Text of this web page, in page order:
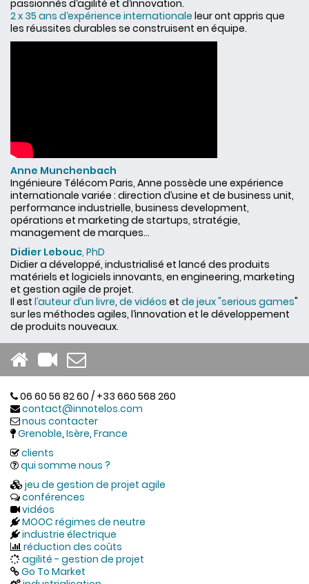
passionnés d‘agilité et d‘innovation.
2 x 35 ans d‘expérience internationale leur ont appris que
les réussites durables se construisent en équipe.
Anne Munchenbach
Ingénieure Télécom Paris, Anne possède une expérience
internationale variée : direction d’usine et de business unit,
performance industrielle, business development,
opérations et marketing de startups, stratégie,
management de marques...
Didier Lebouc, PhD
Didier a développé, industrialisé et lancé des produits
matériels et logiciels innovants, en engineering, marketing
et gestion agile de projet.
Il est l’auteur d’un livre, de vidéos et de jeux "serious games"
sur les méthodes agiles, l‘innovation et le développement
de produits nouveaux.
06 60 56 82 60 / +33 660 568 260
contact@innotelos.com
nous contacter
Grenoble, Isère, France
clients
qui somme nous ?
jeu de gestion de projet agile
conférences
vidéos
MOOC régimes de neutre
industrie électrique
réduction des coûts
agilité - gestion de projet
Go To Market